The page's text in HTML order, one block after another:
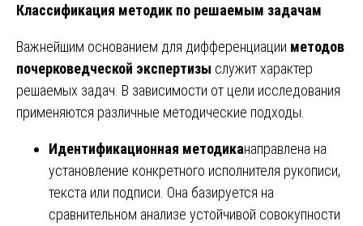
Классификация методик по решаемым задачам
Важнейшим основанием для дифференциации методов
почерковедческой экспертизы служит характер
решаемых задач. В зависимости от цели исследования
применяются различные методические подходы.
Идентификационная методиканаправлена на
установление конкретного исполнителя рукописи,
текста или подписи. Она базируется на
сравнительном анализе устойчивой совокупности